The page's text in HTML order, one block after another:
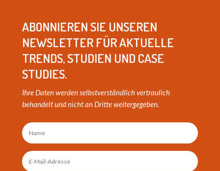
ABONNIEREN SIE UNSEREN
NEWSLETTER FÜR AKTUELLE
TRENDS, STUDIEN UND CASE
STUDIES.
Ihre Daten werden selbstverständlich vertraulich
behandelt und nicht an Dritte weitergegeben.